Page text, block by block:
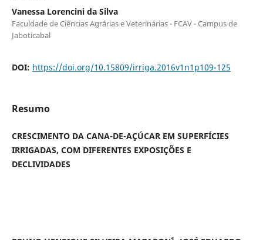
Vanessa Lorencini da Silva
Faculdade de Ciências Agrárias e Veterinárias - FCAV - Campus de
Jaboticabal
DOI: https://doi.org/10.15809/irriga.2016v1n1p109-125
Resumo
CRESCIMENTO DA CANA-DE-AÇÚCAR EM SUPERFÍCIES
IRRIGADAS, COM DIFERENTES EXPOSIÇÕES E
DECLIVIDADES